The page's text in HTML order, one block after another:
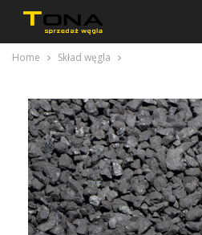
Home Skład węgla